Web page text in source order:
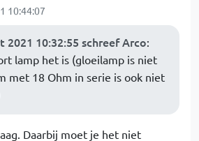
10:44:07
2021 10:32:55 schreef Arco:
lamp het is (gloeilamp is niet
met 18 Ohm in serie is ook niet
Daarbij moet je het niet